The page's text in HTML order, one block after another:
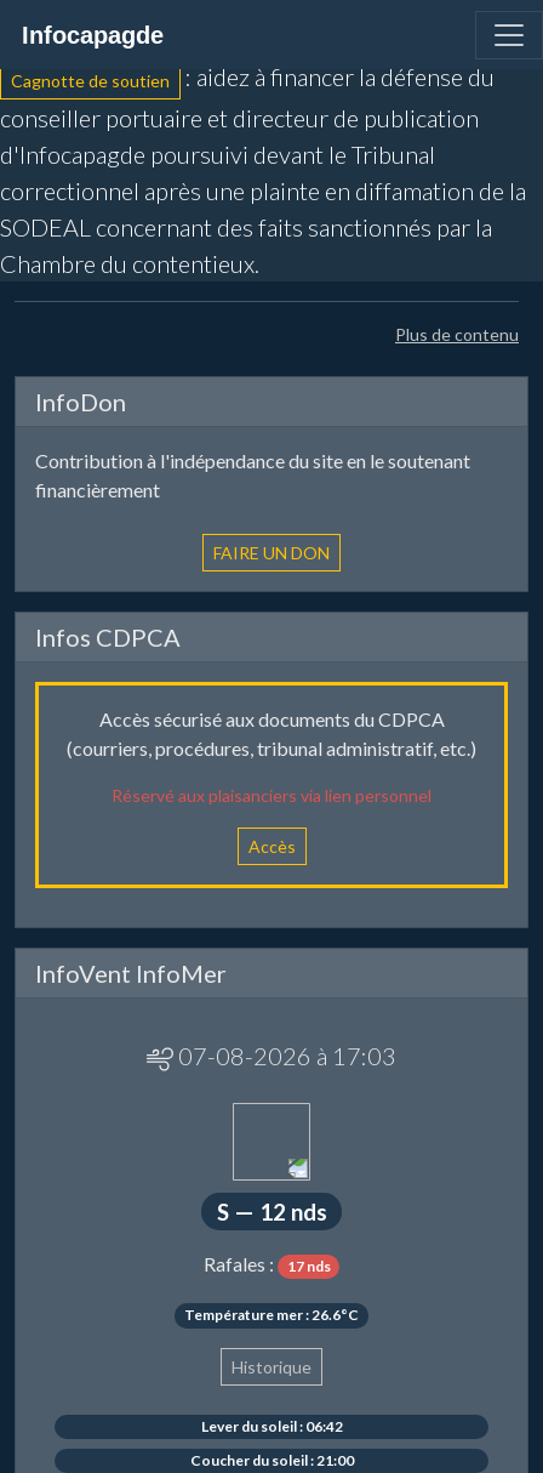
Infocapagde
L'information des plaisanciers agathois
Cagnotte de soutien
: aidez à financer la défense du
conseiller portuaire et directeur de publication
d'Infocapagde poursuivi devant le Tribunal
correctionnel après une plainte en diffamation de la
SODEAL concernant des faits sanctionnés par la
Chambre du contentieux.
Plus de contenu
InfoDon
Contribution à l'indépendance du site en le soutenant
financièrement
Infos CDPCA
Accès sécurisé aux documents du CDPCA
(courriers, procédures, tribunal administratif, etc.)
Réservé aux plaisanciers via lien personnel
Accès
InfoVent InfoMer
07-08-2026 à 17:03
S — 12 nds
Rafales : 17 nds
Température mer : 26.6°C
Historique
Lever du soleil : 06:42
Coucher du soleil : 21:00